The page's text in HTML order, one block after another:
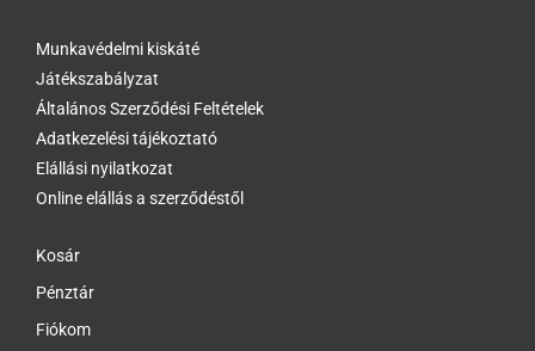
Munkavédelmi kiskáté
Játékszabályzat
Általános Szerződési Feltételek
Adatkezelési tájékoztató
Elállási nyilatkozat
Online elállás a szerződéstől
Kosár
Pénztár
Fiókom